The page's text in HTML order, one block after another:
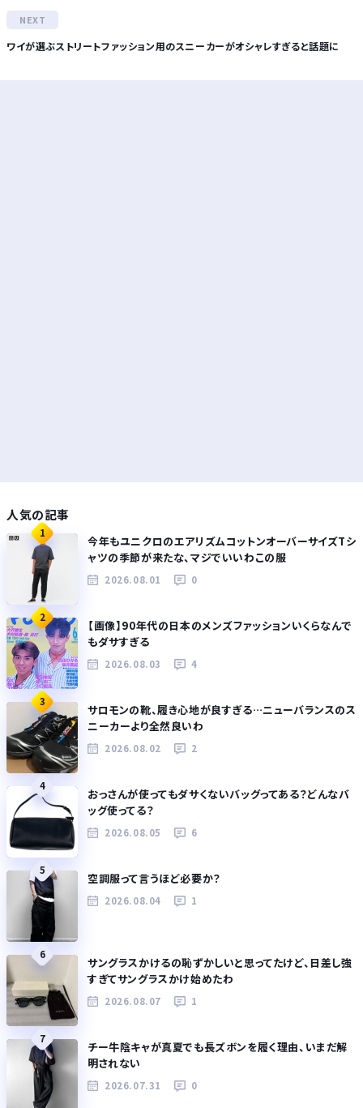
ワイが選ぶストリートファッション用のスニーカーがオシャレすぎると話題に
人気の記事
1
今年もユニクロのエアリズムコットンオーバーサイズTシ
ャツの季節が来たな、マジでいいわこの服
2026.08.01 0
2
【画像】90年代の日本のメンズファッションいくらなんで
もダサすぎる
2026.08.03 4
3
サロモンの靴、履き心地が良すぎる…ニューバランスのス
ニーカーより全然良いわ
2026.08.02 2
4
おっさんが使ってもダサくないバッグってある？どんなバ
ッグ使ってる？
2026.08.05 6
5
空調服って言うほど必要か？
2026.08.04 1
6
サングラスかけるの恥ずかしいと思ってたけど、日差し強
すぎてサングラスかけ始めたわ
2026.08.07 1
7
チー牛陰キャが真夏でも長ズボンを履く理由、いまだ解
明されない
2026.07.31 0